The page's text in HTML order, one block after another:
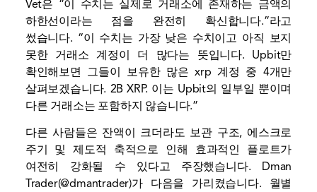
Vet은 “이 수치는 실제로 거래소에 존재하는 금액의
하한선이라는 점을 완전히 확신합니다.”라고
썼습니다. “이 수치는 가장 낮은 수치이고 아직 보지
못한 거래소 계정이 더 많다는 뜻입니다. Upbit만
확인해보면 그들이 보유한 많은 xrp 계정 중 4개만
살펴보겠습니다. 2B XRP. 이는 Upbit의 일부일 뿐이며
다른 거래소는 포함하지 않습니다.”
다른 사람들은 잔액이 크더라도 보관 구조, 에스크로
주기 및 제도적 축적으로 인해 효과적인 플로트가
여전히 강화될 수 있다고 주장했습니다. Dman
Trader(@dmantrader)가 다음을 가리켰습니다. 월별